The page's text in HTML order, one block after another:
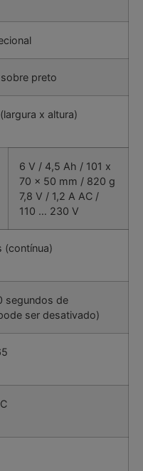
preto
x altura)
6 V / 4,5 Ah / 101 x
70 x 50 mm / 820 g
7,8 V / 1,2 A AC /
110 … 230 V
(contínua)
segundos de
ser desativado)